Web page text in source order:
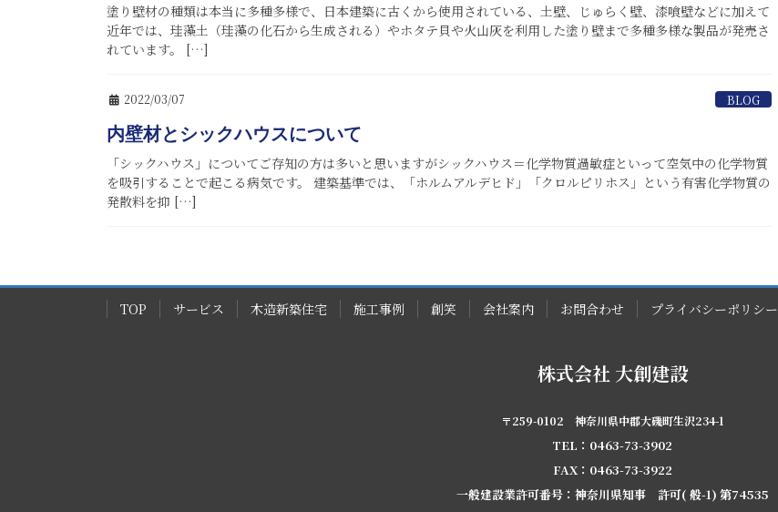
塗り壁材の種類は本当に多種多様で、日本建築に古くから使用されている、土壁、じゅらく壁、漆喰壁などに加えて
近年では、珪藻土（珪藻の化石から生成される）やホタテ貝や火山灰を利用した塗り壁まで多種多様な製品が発売さ
れています。 […]
2022/03/07 BLOG
内壁材とシックハウスについて
「シックハウス」についてご存知の方は多いと思いますがシックハウス＝化学物質過敏症といって空気中の化学物質
を吸引することで起こる病気です。 建築基準では、「ホルムアルデヒド」「クロルピリホス」という有害化学物質の
発散料を抑 […]
TOP サービス 木造新築住宅 施工事例 創笑 会社案内 お問合わせ プライバシーポリシー
株式会社 大創建設
〒259-0102 神奈川県中郡大磯町生沢234-1
TEL：0463-73-3902
FAX：0463-73-3922
一般建設業許可番号：神奈川県知事 許可( 般-1) 第74535